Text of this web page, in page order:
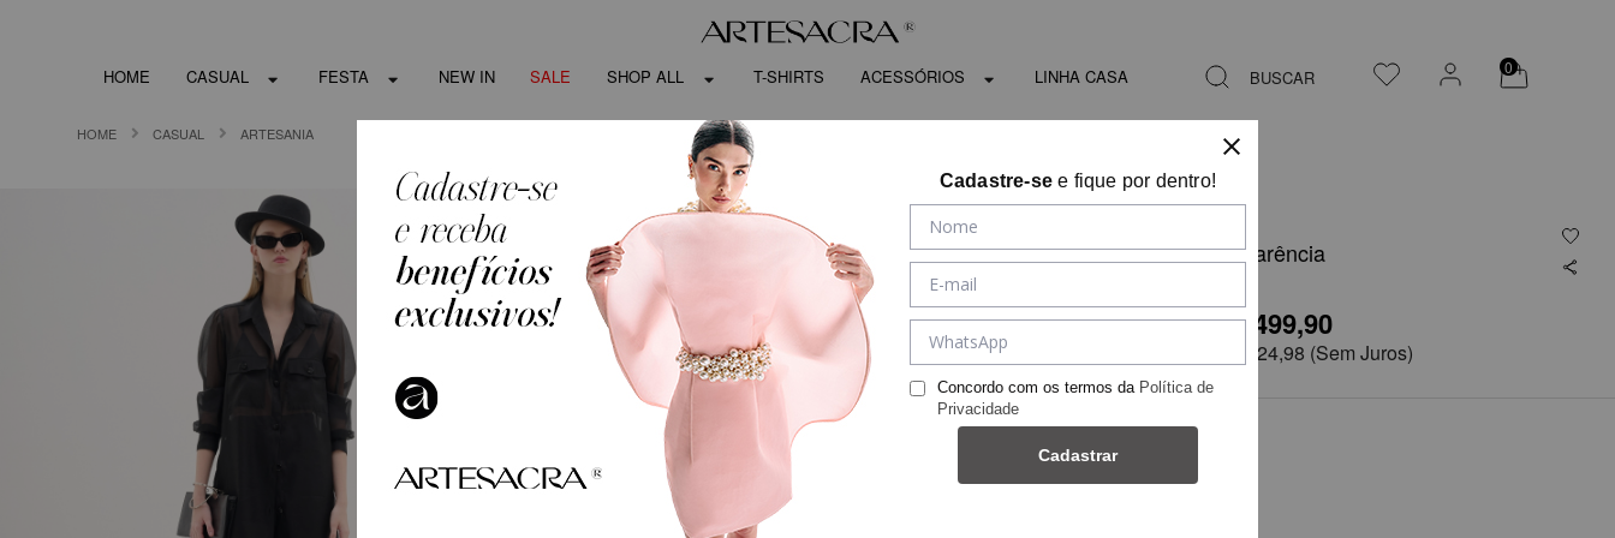
HOME CASUAL FESTA NEW IN SALE SHOP ALL T-SHIRTS ACESSÓRIOS LINHA CASA BUSCAR 0
HOME CASUAL ARTESANIA
Calça transparência
R$999,75 R$ 499,90
R$ 124,98 (Sem Juros)
Cadastre-se e fique por dentro!
Concordo com os termos da Política de
Privacidade
Cadastrar